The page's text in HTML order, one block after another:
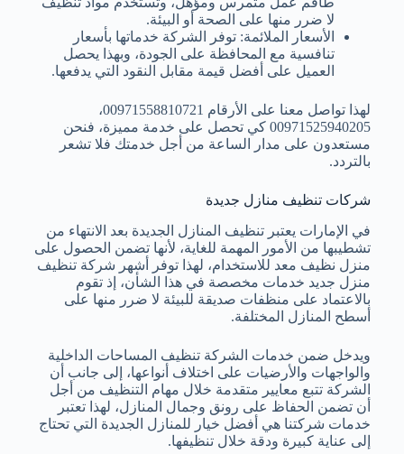
لا ضرر منها على الصحة أو البيئة.
الأسعار الملائمة: توفر الشركة خدماتها بأسعار
تنافسية مع المحافظة على الجودة، وبهذا يحصل
العميل على أفضل قيمة مقابل النقود التي يدفعها.
لهذا تواصل معنا على الأرقام 00971558810721،
00971525940205 كي تحصل على خدمة مميزة، فنحن
مستعدون على مدار الساعة من أجل خدمتك فلا تشعر
بالتردد.
شركات تنظيف منازل جديدة
في الإمارات يعتبر تنظيف المنازل الجديدة بعد الانتهاء من
تشطيبها من الأمور المهمة للغاية، لأنها تضمن الحصول على
منزل نظيف معد للاستخدام، لهذا توفر أشهر شركة تنظيف
منزل جديد خدمات مخصصة في هذا الشأن، إذ تقوم
بالاعتماد على منظفات صديقة للبيئة لا ضرر منها على
أسطح المنازل المختلفة.
ويدخل ضمن خدمات الشركة تنظيف المساحات الداخلية
والواجهات والأرضيات على اختلاف أنواعها، إلى جانب أن
الشركة تتبع معايير متقدمة خلال مهام التنظيف من أجل
أن تضمن الحفاظ على رونق وجمال المنازل، لهذا تعتبر
خدمات شركتنا هي أفضل خيار للمنازل الجديدة التي تحتاج
إلى عناية كبيرة ودقة خلال تنظيفها.